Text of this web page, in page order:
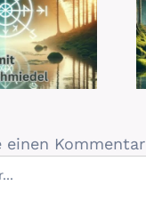
einen Kommentar